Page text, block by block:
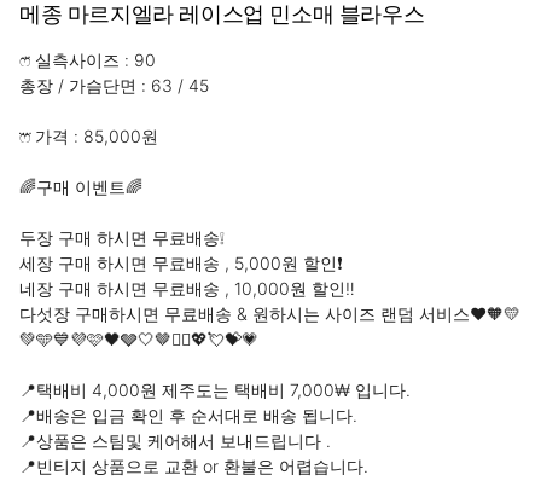
메종 마르지엘라 레이스업 민소매 블라우스
ෆ̈ 실측사이즈 : 90
총장 / 가슴단면 : 63 / 45
ෆ⃜ 가격 : 85,000원
🌈구매 이벤트🌈
두장 구매 하시면 무료배송❕
세장 구매 하시면 무료배송 , 5,000원 할인❗️
네장 구매 하시면 무료배송 , 10,000원 할인‼️
다섯장 구매하시면 무료배송 & 원하시는 사이즈 랜덤 서비스❤️🧡💛
💚🩵💙💜🩷🖤🩶🤍🤎❤️‍🔥💖💘💝💗
📍택배비 4,000원 제주도는 택배비 7,000₩ 입니다.
📍배송은 입금 확인 후 순서대로 배송 됩니다.
📍상품은 스팀및 케어해서 보내드립니다 .
📍빈티지 상품으로 교환 or 환불은 어렵습니다.